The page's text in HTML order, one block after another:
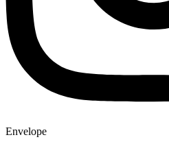
Envelope